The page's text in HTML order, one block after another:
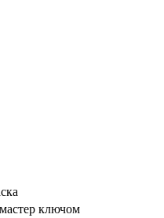
ключом